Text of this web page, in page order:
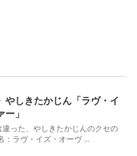
やしきたかじん「ラヴ・イ
」
った、やしきたかじんのクセの
：ラヴ・イズ・オーヴ ...